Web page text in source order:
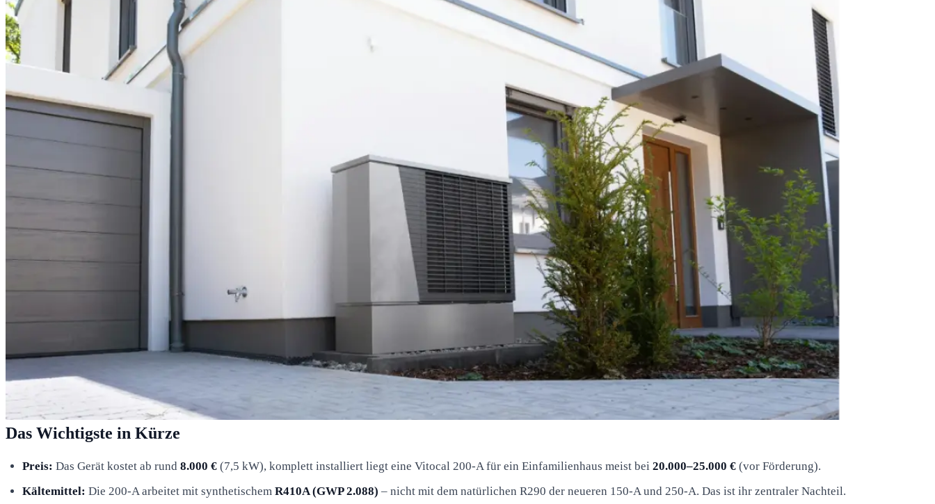
Das Wichtigste in Kürze
Preis: Das Gerät kostet ab rund 8.000 € (7,5 kW), komplett installiert liegt eine Vitocal 200-A für ein Einfamilienhaus meist bei 20.000–25.000 € (vor Förderung).
Kältemittel: Die 200-A arbeitet mit synthetischem R410A (GWP 2.088) – nicht mit dem natürlichen R290 der neueren 150-A und 250-A. Das ist ihr zentraler Nachteil.